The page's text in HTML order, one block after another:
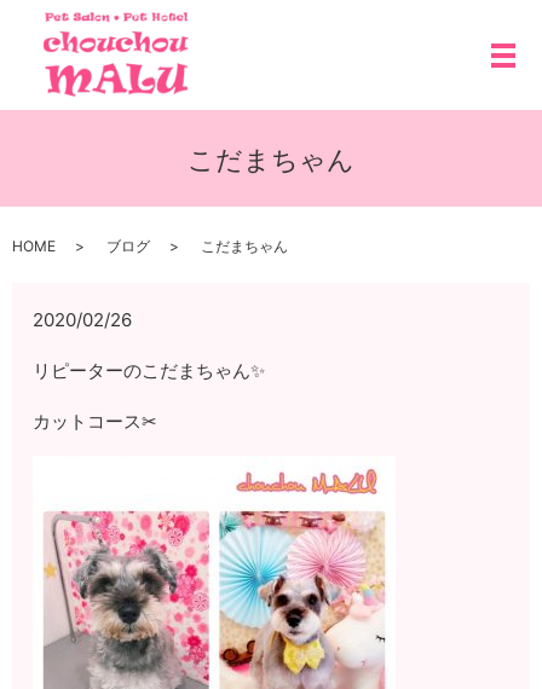
メ
こだまちゃん
HOME ブログ こだまちゃん
2020/02/26
リピーターのこだまちゃん✨
カットコース✂